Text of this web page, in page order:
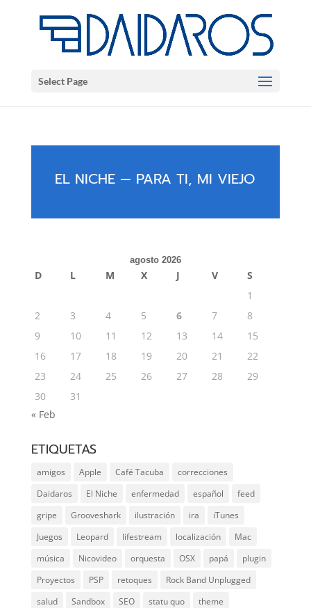
Select Page
EL NICHE — PARA TI, MI VIEJO
agosto 2026
D L M X J V
S
1
2
3 4 5 6 7
8
9
10 11 12 13 14
15
16
17 18 19 20 21
22
23
24 25 26 27 28
29
30
31
« Feb
ETIQUETAS
amigos Apple Café Tacuba
correcciones
Daidaros
El Niche enfermedad español
feed
gripe
Grooveshark ilustración ira
iTunes
Juegos
Leopard lifestream localización
Mac
música
Nicovideo orquesta OSX papá
plugin
Proyectos
PSP retoques
Rock Band Unplugged
salud
Sandbox SEO statu quo
theme